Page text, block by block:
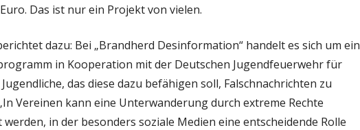
Euro. Das ist nur ein Projekt von vielen.
dazu: Bei „Brandherd Desinformation“ handelt es sich um ein
in Kooperation mit der Deutschen Jugendfeuerwehr für
das diese dazu befähigen soll, Falschnachrichten zu
Vereinen kann eine Unterwanderung durch extreme Rechte
in der besonders soziale Medien eine entscheidende Rolle